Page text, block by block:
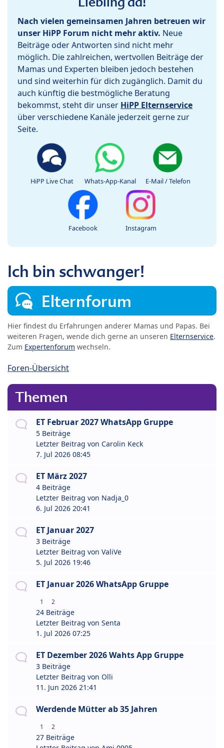
Nach vielen gemeinsamen Jahren betreuen wir
unser HiPP Forum nicht mehr aktiv. Neue
Beiträge oder Antworten sind nicht mehr
möglich. Die zahlreichen, wertvollen Beiträge der
Mamas und Experten bleiben jedoch bestehen
und sind weiterhin für dich zugänglich. Damit du
auch künftig die bestmögliche Beratung
bekommst, steht dir unser HiPP Elternservice
über verschiedene Kanäle jederzeit gerne zur
Seite.
HiPP Live Chat Whats-App-Kanal E-Mail / Telefon
Facebook Instagram
Ich bin schwanger!
Elternforum
Hier findest du Erfahrungen anderer Mamas und Papas. Bei
weiteren Fragen, wende dich gerne an unseren Elternservice.
Zum Expertenforum wechseln.
Foren-Übersicht
Themen
ET Februar 2027 WhatsApp Gruppe
5 Beiträge
Letzter Beitrag von Carolin Keck
7. Jul 2026 08:45
ET März 2027
4 Beiträge
Letzter Beitrag von Nadja_0
6. Jul 2026 20:41
ET Januar 2027
3 Beiträge
Letzter Beitrag von ValiVe
5. Jul 2026 19:46
ET Januar 2026 WhatsApp Gruppe
1 2
24 Beiträge
Letzter Beitrag von Senta
1. Jul 2026 07:25
ET Dezember 2026 Wahts App Gruppe
3 Beiträge
Letzter Beitrag von Olli
11. Jun 2026 21:41
Werdende Mütter ab 35 Jahren
1 2
27 Beiträge